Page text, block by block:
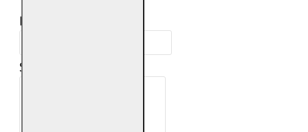
Numele tău:
Scrie review: